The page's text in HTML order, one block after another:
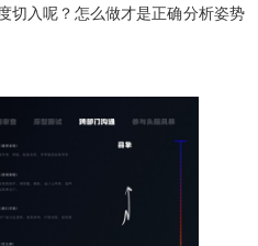
切入呢？怎么做才是正确分析姿势